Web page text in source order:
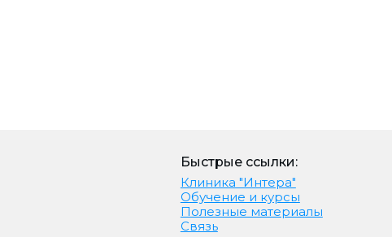
Быстрые ссылки:
Клиника "Интера"
Обучение и курсы
Полезные материалы
Связь